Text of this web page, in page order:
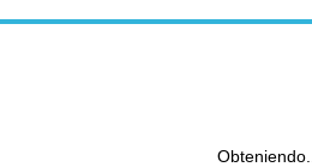
Obteniendo...